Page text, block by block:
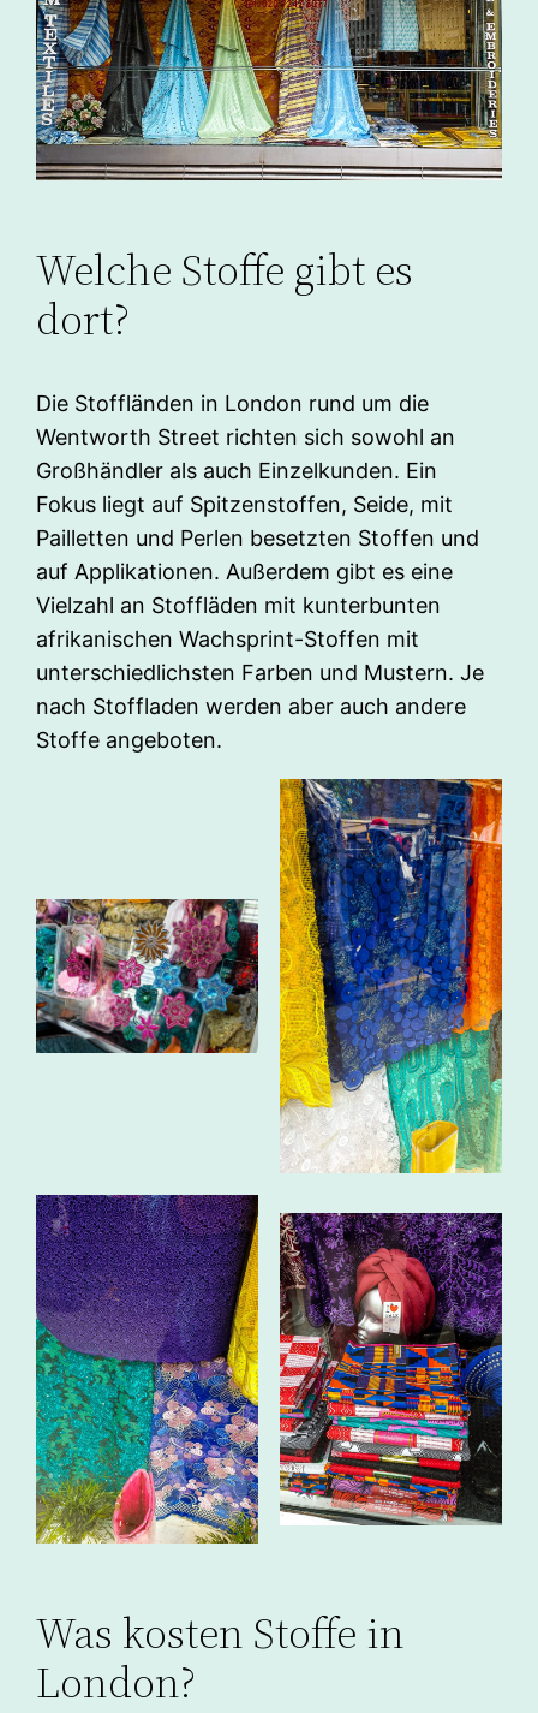
Welche Stoffe gibt es
dort?
Die Stoffländen in London rund um die
Wentworth Street richten sich sowohl an
Großhändler als auch Einzelkunden. Ein
Fokus liegt auf Spitzenstoffen, Seide, mit
Pailletten und Perlen besetzten Stoffen und
auf Applikationen. Außerdem gibt es eine
Vielzahl an Stoffläden mit kunterbunten
afrikanischen Wachsprint-Stoffen mit
unterschiedlichsten Farben und Mustern. Je
nach Stoffladen werden aber auch andere
Stoffe angeboten.
Was kosten Stoffe in
London?